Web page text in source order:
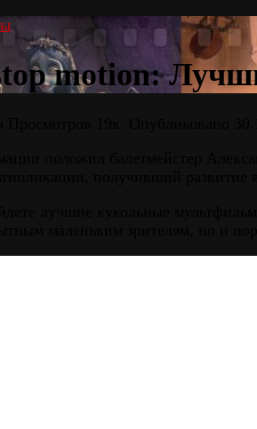
motion: